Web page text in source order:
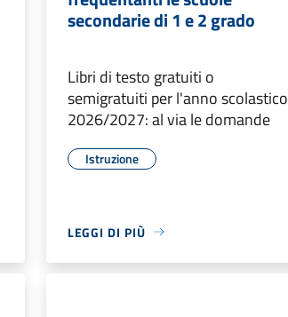
secondarie di 1 e 2 grado
Libri di testo gratuiti o
semigratuiti per l'anno scolastico
2026/2027: al via le domande
Istruzione
LEGGI DI PIÙ